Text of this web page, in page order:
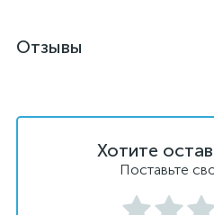
Отзывы
Хотите
Поставьте